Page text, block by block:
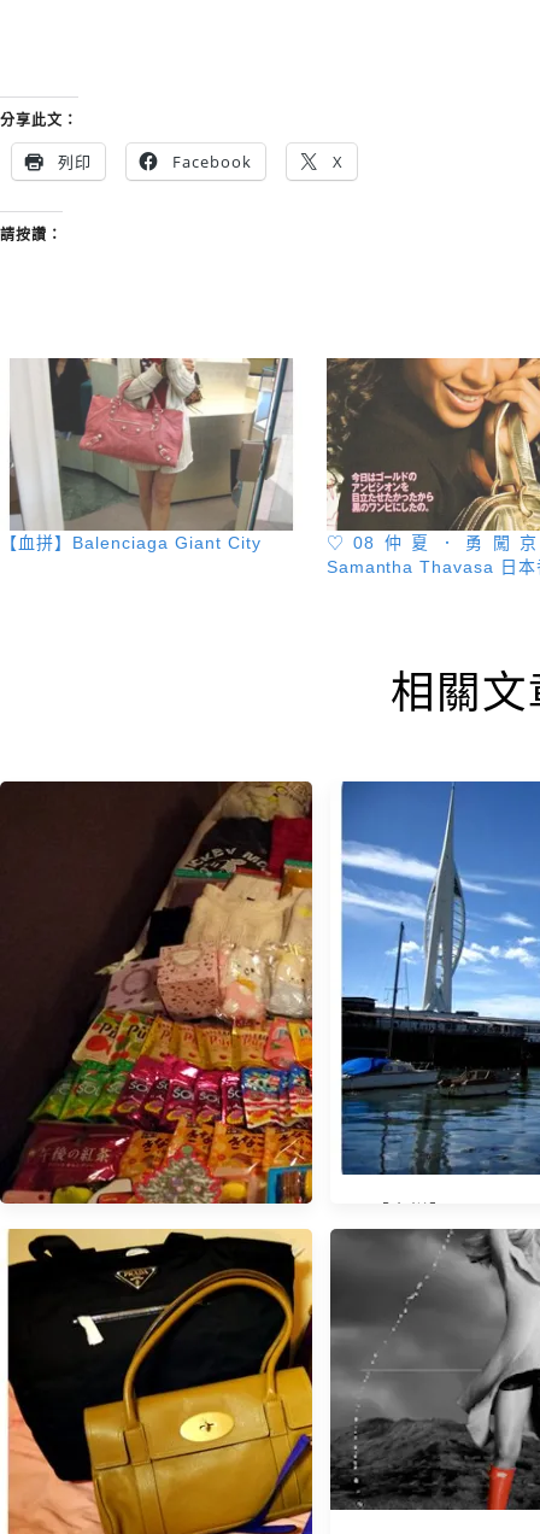
分享此文：
列印 Facebook X
請按讚：
【血拼】Balenciaga Giant City
♡08仲夏．勇闖京
Samantha Thavasa 日本
相關文
【13 秋日．楓遊東京 】- 買到欲
罷不能的戰利品 - 藥妝篇
Outlet @